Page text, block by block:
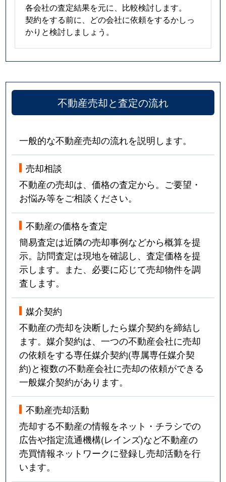
各会社の査定結果を元に、比較検討します。
契約をする前に、どの会社に依頼をするかしっ
かりと検討しましょう。
不動産売却と査定の流れ
一般的な不動産売却の流れを説明します。
売却相談
不動産の売却は、価格の査定から。ご要望・
お悩み等をご相談ください。
不動産の価格を査定
簡易査定は近隣の売却事例などから概算を提
示。訪問査定は現地を確認し、査定価格を提
示します。また、必要に応じて売却物件を調
査します。
媒介契約
不動産の売却を決断したら媒介契約を締結し
ます。媒介契約は、一つの不動産会社に売却
の依頼をする専任媒介契約(専属専任媒介契
約)と複数の不動産会社に売却の依頼ができる
一般媒介契約があります。
不動産売却活動
売却する不動産の情報をネット・チラシでの
広告や指定流通機構(レインズ)など不動産の
売買情報ネットワークに登録し売却活動を行
います。